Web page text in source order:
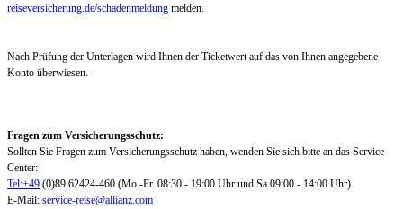
reiseversicherung.de/schadenmeldung melden.
Nach Prüfung der Unterlagen wird Ihnen der Ticketwert auf das von Ihnen angegebene
Konto überwiesen.
Fragen zum Versicherungsschutz:
Sollten Sie Fragen zum Versicherungsschutz haben, wenden Sie sich bitte an das Service
Center:
Tel:+49 (0)89.62424-460 (Mo.-Fr. 08:30 - 19:00 Uhr und Sa 09:00 - 14:00 Uhr)
E-Mail: service-reise@allianz.com